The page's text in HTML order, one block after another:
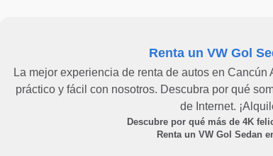
Renta un VW Gol
La mejor experiencia de renta de autos en
práctico y fácil con nosotros. Descubra por qué
de Internet.
Descubre por qué más de 4K
Renta un VW Gol Sedan